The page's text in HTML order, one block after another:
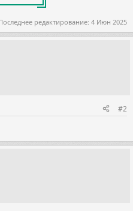
редактирование: 4 Июн 2025
#2